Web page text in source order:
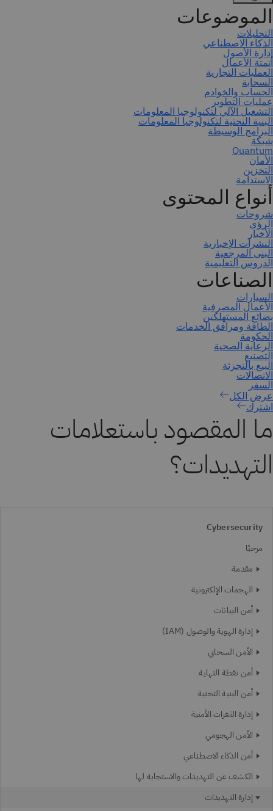
اشترك
ما المقصود باستعلامات
التهديدات؟
Cybersecurity
مرحبًا
مقدمة
الهجمات الإلكترونية
أمن البيانات
إدارة الهوية والوصول (IAM)
الأمن السحابي
أمن نقطة النهاية
أمن البنية التحتية
إدارة الثغرات الأمنية
الأمن الهجومي
أمن الذكاء الاصطناعي
الكشف عن التهديدات والاستجابة لها
إدارة التهديدات